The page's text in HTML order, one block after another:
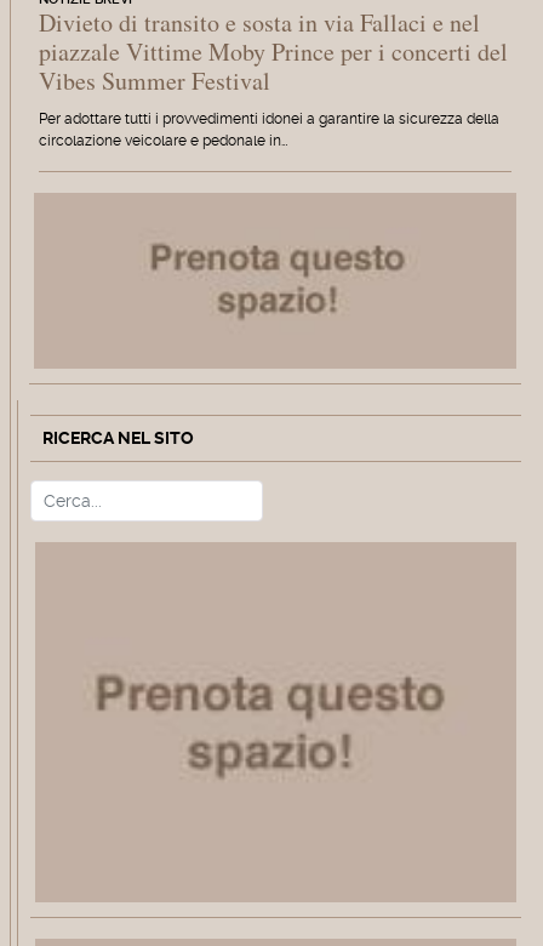
Divieto di transito e sosta in via Fallaci e nel
piazzale Vittime Moby Prince per i concerti del
Vibes Summer Festival
Per adottare tutti i provvedimenti idonei a garantire la sicurezza della
circolazione veicolare e pedonale in…
RICERCA NEL SITO
Cerca Type 2 or more characters for